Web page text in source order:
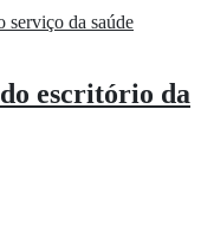
escritório da